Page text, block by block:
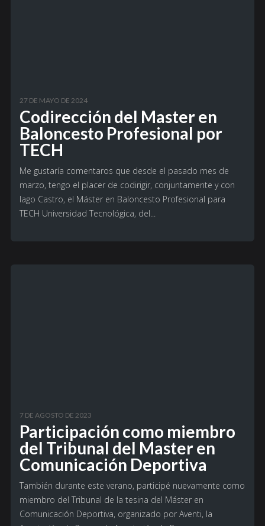
27 DE MAYO DE 2024
Codirección del Master en
Baloncesto Profesional por
TECH
Me gustaría comentaros que desde el pasado mes de
marzo, tengo el placer de codirigir, conjuntamente y con
Iago Castro, el Máster en Baloncesto Profesional para
TECH Universidad Tecnológica, del...
7 DE AGOSTO DE 2023
Participación como miembro
del Tribunal del Master en
Comunicación Deportiva
También durante este verano, participé nuevamente como
miembro del Tribunal de la tesina del Máster en
Comunicación Deportiva, organizado por Aventi, la